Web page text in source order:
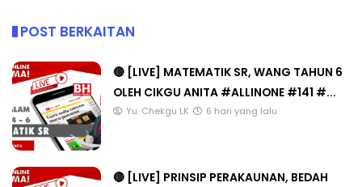
POST BERKAITAN
🔴 [LIVE] MATEMATIK SR, WANG TAHUN 6
OLEH CIKGU ANITA #ALLINONE #141 #...
Yu. Chekgu LK 6 hari yang lalu
🔴 [LIVE] PRINSIP PERAKAUNAN, BEDAH